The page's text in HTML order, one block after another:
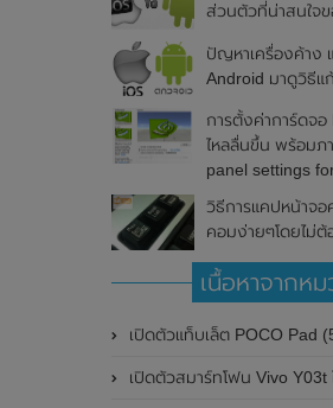
ส่วนตัวที่น่าสนใจข
ปัญหาเครื่องค้าง
Android มาดูวิธีแ
การตั้งค่าการ์ดจอ
ไหลลื่นขึ้น พร้อมภ
panel settings
วิธีการแคปหน้าจ
คอมง่ายๆโดยไม่ต้
เนื้อหาจากห
เปิดตัวแท็บเล็ต POCO Pad (5G) อย่างเป็นทางการแล้วในประเทศอินเดีย มาพร้
เปิดตัวสมาร์ทโฟน Vivo Y03t ในประเทศฟิลิปปินส์อย่างเป็นทางการแล้ว มาพร้อมชิปเซ็ต Unisoc